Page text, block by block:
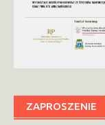
ZAPROSZENIE